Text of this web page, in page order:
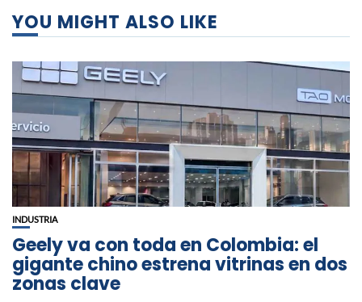
YOU MIGHT ALSO LIKE
INDUSTRIA
Geely va con toda en Colombia: el
gigante chino estrena vitrinas en dos
zonas clave